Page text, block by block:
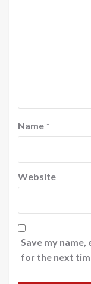
Name *
Website
Save my
for the next